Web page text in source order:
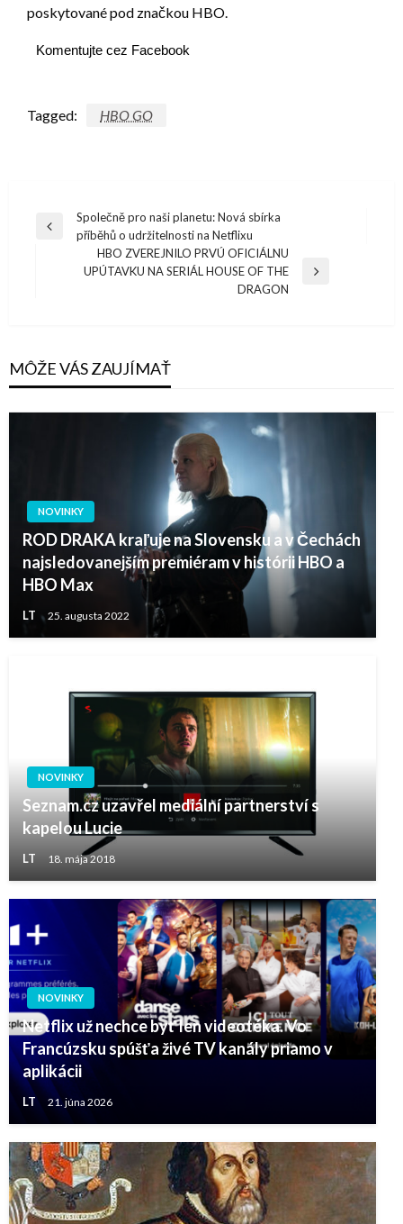
poskytované pod značkou HBO.
Komentujte cez Facebook
Tagged: HBO GO
Navigácia
článku
Previous
Společně pro naši planetu: Nová sbírka
příběhů o udržitelnosti na Netflixu
HBO ZVEREJNILO PRVÚ OFICIÁLNU
UPÚTAVKU NA SERIÁL HOUSE OF THE
DRAGON
MÔŽE VÁS ZAUJÍMAŤ
NOVINKY
ROD DRAKA kraľuje na Slovensku a v Čechách
najsledovanejším premiéram v histórii HBO a
HBO Max
LT 25. augusta 2022
NOVINKY
Seznam.cz uzavřel mediální partnerství s
kapelou Lucie
LT 18. mája 2018
NOVINKY
Netflix už nechce byť len videotéka. Vo
Francúzsku spúšťa živé TV kanály priamo v
aplikácii
LT 21. júna 2026